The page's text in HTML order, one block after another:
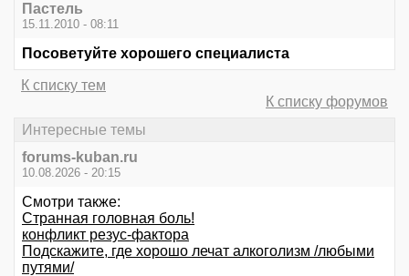
Пастель
15.11.2010 - 08:11
Посоветуйте хорошего специалиста
К списку тем
К списку форумов
Интересные темы
forums-kuban.ru
10.08.2026 - 20:15
Смотри также:
Странная головная боль!
конфликт резус-фактора
Подскажите, где хорошо лечат алкоголизм /любыми
путями/